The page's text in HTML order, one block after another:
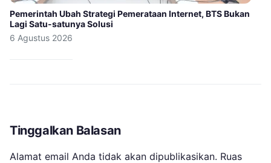
Pemerintah Ubah Strategi Pemerataan Internet, BTS Bukan
Lagi Satu-satunya Solusi
6 Agustus 2026
Tinggalkan Balasan
Alamat email Anda tidak akan dipublikasikan. Ruas